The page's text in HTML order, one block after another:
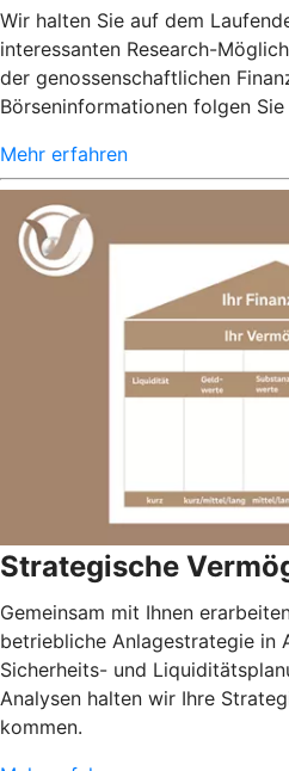
Wir halten Sie auf dem
interessanten Research-
der genossenschaftlichen
Börseninformationen folgen
Mehr erfahren
Strategische
Gemeinsam mit Ihnen
betriebliche Anlagestrategie in
Sicherheits- und
Analysen halten wir Ihre
kommen.